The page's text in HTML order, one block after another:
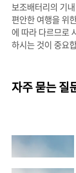
보조배터리의 기
편안한 여행을 위
에 따라 다르므로
하시는 것이 중요
자주 묻는 질